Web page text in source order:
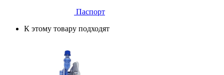
Паспорт
К этому товару подходят